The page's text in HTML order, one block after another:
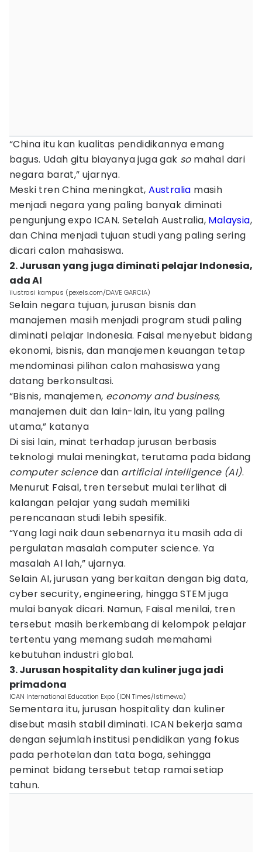
“China itu kan kualitas pendidikannya emang
bagus. Udah gitu biayanya juga gak somahal dari
negara barat,” ujarnya.
Meski tren China meningkat,Australia masih
menjadi negara yang paling banyak diminati
pengunjung expo ICAN. Setelah Australia, Malaysia,
dan China menjadi tujuan studi yang paling sering
dicari calon mahasiswa.
2. Jurusan yang juga diminati pelajar Indonesia,
ada AI
ilustrasi kampus (pexels.com/DAVE GARCIA)
Selain negara tujuan, jurusan bisnis dan
manajemen masih menjadi program studi paling
diminati pelajar Indonesia. Faisal menyebut bidang
ekonomi, bisnis, dan manajemen keuangan tetap
mendominasi pilihan calon mahasiswa yang
datang berkonsultasi.
“Bisnis, manajemen, economy and business,
manajemen duit dan lain-lain, itu yang paling
utama,” katanya
Di sisi lain, minat terhadap jurusan berbasis
teknologi mulai meningkat, terutama pada bidang
computer sciencedan artificial intelligence (AI).
Menurut Faisal, tren tersebut mulai terlihat di
kalangan pelajar yang sudah memiliki
perencanaan studi lebih spesifik.
“Yang lagi naik daun sebenarnya itu masih ada di
pergulatan masalah computer science. Ya
masalah AI lah,” ujarnya.
Selain AI, jurusan yang berkaitan dengan big data,
cyber security, engineering, hingga STEM juga
mulai banyak dicari. Namun, Faisal menilai, tren
tersebut masih berkembang di kelompok pelajar
tertentu yang memang sudah memahami
kebutuhan industri global.
3. Jurusan hospitality dan kuliner juga jadi
primadona
ICAN International Education Expo (IDN Times/Istimewa)
Sementara itu, jurusan hospitality dan kuliner
disebut masih stabil diminati. ICAN bekerja sama
dengan sejumlah institusi pendidikan yang fokus
pada perhotelan dan tata boga, sehingga
peminat bidang tersebut tetap ramai setiap
tahun.